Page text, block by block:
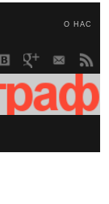
О НАС